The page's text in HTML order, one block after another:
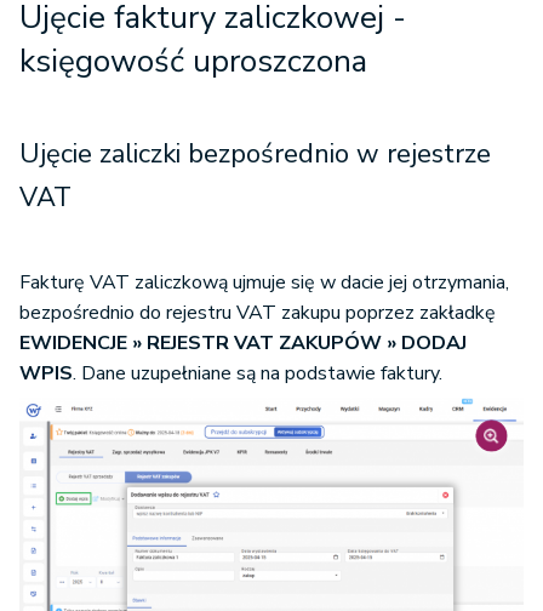
Ujęcie faktury zaliczkowej -
księgowość uproszczona
Ujęcie zaliczki bezpośrednio w rejestrze
VAT
Fakturę VAT zaliczkową ujmuje się w dacie jej otrzymania,
bezpośrednio do rejestru VAT zakupu poprzez zakładkę
EWIDENCJE » REJESTR VAT ZAKUPÓW » DODAJ
WPIS. Dane uzupełniane są na podstawie faktury.